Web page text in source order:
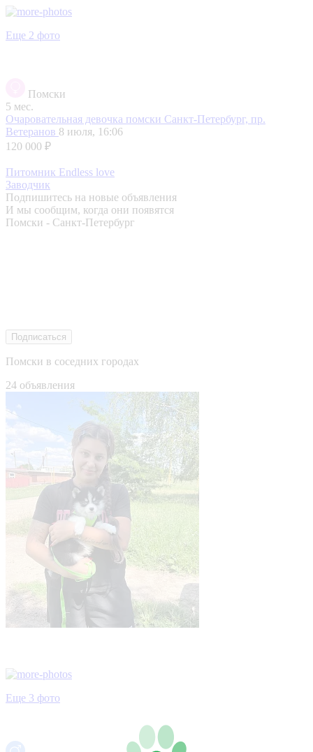
Еще 2 фото
Помски
5 мес.
Очаровательная девочка помски Санкт-Петербург, пр.
Ветеранов 8 июля, 16:06
120 000 ₽
Питомник Endless love
Заводчик
Подпишитесь на новые объявления
И мы сообщим, когда они появятся
Помски - Санкт-Петербург
Подписаться
Помски в соседних городах
24 объявления
Еще 3 фото